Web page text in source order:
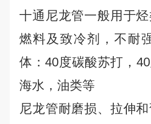
十通尼龙管一般用于
燃料及致冷剂，不耐
体：40度碳酸苏打，
海水，油类等
尼龙管耐磨损、拉伸